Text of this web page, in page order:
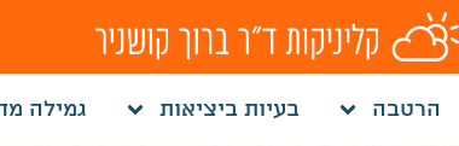
לתוכן
הרטבה בעיות ביציאות גמילה